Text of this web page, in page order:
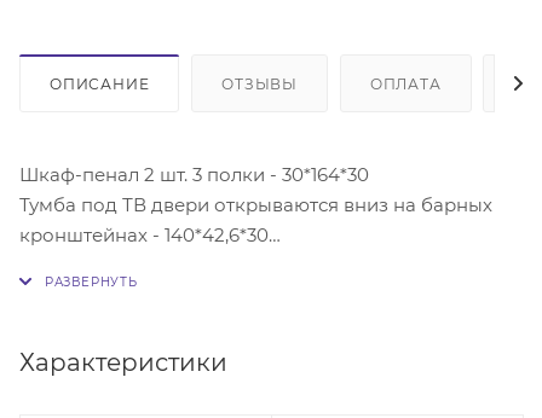
ОПИСАНИЕ ОТЗЫВЫ ОПЛАТА
Шкаф-пенал 2 шт. 3 полки - 30*164*30
Тумба под ТВ двери открываются вниз на барных
кронштейнах - 140*42,6*30
Ниша под ТВ - 115*90*30
Характеристики